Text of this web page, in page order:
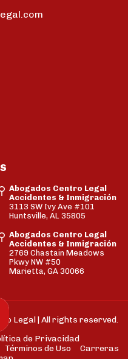
Abogados Centro Legal
Accidentes & Inmigración
3113 SW Ivy Ave #101
Huntsville, AL 35805
Abogados Centro Legal
Accidentes & Inmigración
2769 Chastain Meadows
Pkwy NW #50
Marietta, GA 30066
Legal | All rights reserved.
de Privacidad
Términos de Uso
Carreras